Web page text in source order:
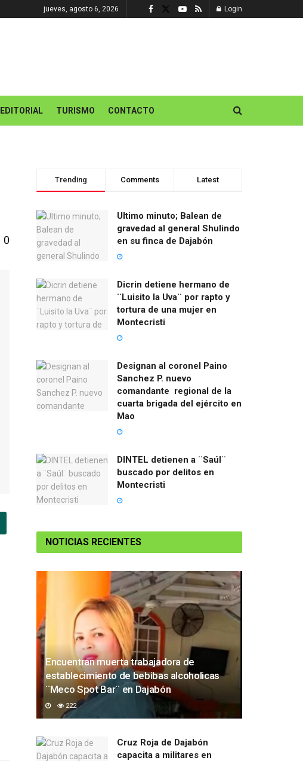
jueves, agosto 6, 2026 Login
EDITORIAL TURISMO CONTACTO
0
Trending Comments Latest
Ultimo minuto; Balean de
gravedad al general Shulindo
en su finca de Dajabón
Dicrin detiene hermano de
¨Luisito la Uva¨ por rapto y
tortura de una mujer en
Montecristi
Designan al coronel Paino
Sanchez P. nuevo
comandante regional de la
cuarta brigada del ejército en
Mao
DINTEL detienen a ¨Saúl¨
buscado por delitos en
Montecristi
NOTICIAS RECIENTES
Encuentran muerta trabajadora de
establecimiento de bebibas alcoholicas
¨Meco Spot Bar¨ en Dajabón
222
Cruz Roja de Dajabón
capacita a militares en